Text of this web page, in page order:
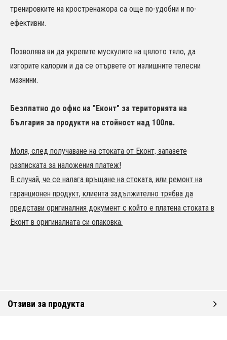
тренировките на кростренажора са още по-удобни и по-
ефективни.
Позволява ви да укрепите мускулите на цялото тяло, да
изгорите калории и да се отървете от излишните телесни
мазнини.
Безплатно до офис на "Еконт" за територията на
България за продукти на стойност над 100лв.
Моля, след получаване на стоката от Еконт, запазете
разписката за наложения платеж!
В случай, че се налага връщане на стоката, или ремонт на
гаранционен продукт, клиента задължително трябва да
представи оригиналния документ с който е платена стоката в
Еконт в оригиналната си опаковка.
Отзиви за продукта